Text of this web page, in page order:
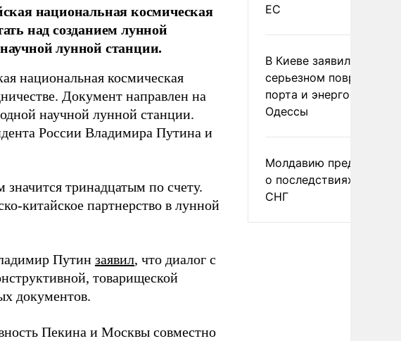
национальная космическая
над созданием лунной
лунной станции.
национальная космическая
Документ направлен на
научной лунной станции.
России Владимира Путина и
тринадцатым по счету.
китайское партнерство в лунной
Путин заявил, что диалог с
товарищеской
документов.
Пекина и Москвы совместно
ЕС
В Киеве заявили о
серьезном
порта и энергообъектов
Одессы
Молдавию
о последствиях выхода
СНГ